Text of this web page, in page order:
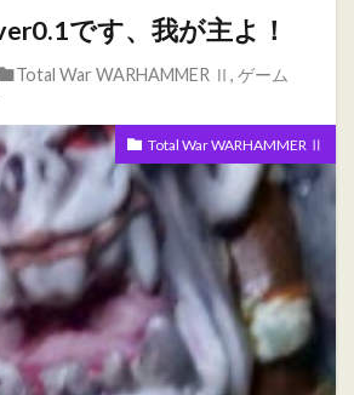
です、我が主よ！
Total War WARHAMMER Ⅱ , ゲーム
Total War WARHAMMER Ⅱ
オーガ
オーガキングダム
ド
ガットリッパ
キャセイ
テキサスチェーンソー
ドワーフ
パッチノート
ファレホコン
ブレトニア
ミニチュアペイント
ヴァンパイアカウント
心者向け 大会
振り返り